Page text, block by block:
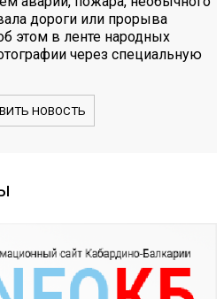
дороги или прорыва
этом в ленте народных
через специальную
НОВОСТЬ